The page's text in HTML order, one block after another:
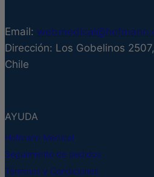
opciones
se
página
de
producto
Email:
Dirección: Los Gobelinos
Chile
AYUDA
Hofmann Medical
Seguimiento de pedidos
Términos y Condiciones